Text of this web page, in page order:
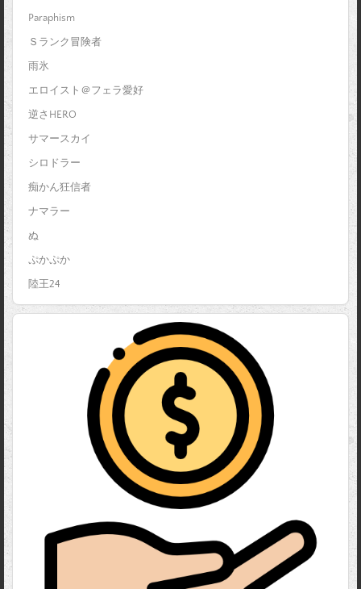
Paraphism
Ｓランク冒険者
雨氷
エロイスト＠フェラ愛好
逆さHERO
サマースカイ
シロドラー
痴かん狂信者
ナマラー
ぬ
ぷかぷか
陸王24